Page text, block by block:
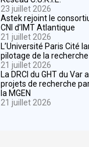
23 juillet 2026
Astek rejoint le
CNI d’IMT Atlantique
21 juillet 2026
L’Université Paris Cité
pilotage de la
21 juillet 2026
La DRCI du GHT du
projets de recherche
la MGEN
21 juillet 2026